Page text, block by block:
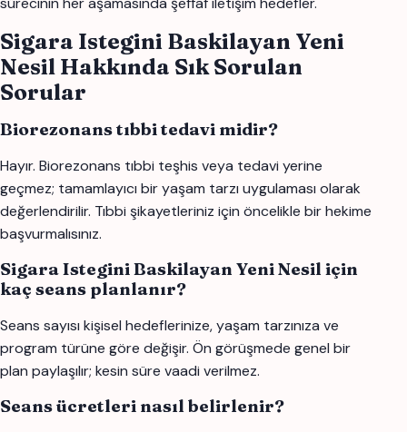
Sigara Istegini Baskilayan Yeni
Nesil Hakkında Sık Sorulan
Sorular
Biorezonans tıbbi tedavi midir?
Hayır. Biorezonans tıbbi teşhis veya tedavi yerine
geçmez; tamamlayıcı bir yaşam tarzı uygulaması olarak
değerlendirilir. Tıbbi şikayetleriniz için öncelikle bir hekime
başvurmalısınız.
Sigara Istegini Baskilayan Yeni Nesil için
kaç seans planlanır?
Seans sayısı kişisel hedeflerinize, yaşam tarzınıza ve
program türüne göre değişir. Ön görüşmede genel bir
plan paylaşılır; kesin süre vaadi verilmez.
Seans ücretleri nasıl belirlenir?